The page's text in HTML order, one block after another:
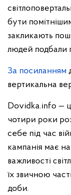
бути
закликають
людей подбали
За посиланням
вертикальна
Dovidka.info —
чотири роки
себе під час
кампанія має
важливості
їх звичною
доби.